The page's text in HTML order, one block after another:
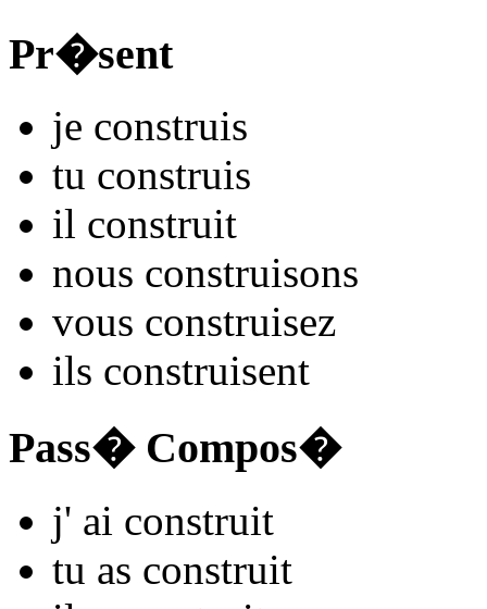
Pr�sent
je construis
tu construis
il construit
nous construisons
vous construisez
ils construisent
Pass� Compos�
j' ai construit
tu as construit